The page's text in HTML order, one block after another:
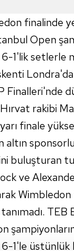
finalinde
Open
1'lik setlerle
Finalleri'nde
rakibi
finale
altın
buluşturan
ve
1'le üstünlük